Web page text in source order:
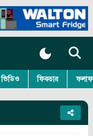
ভিডিও ফিকচার